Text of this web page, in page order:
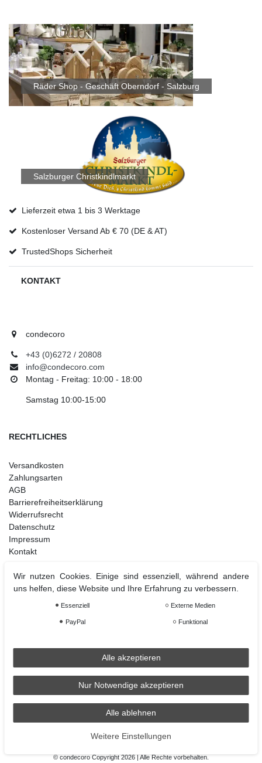
Räder Shop - Geschäft Oberndorf - Salzburg
Salzburger Christkindlmarkt
Lieferzeit etwa 1 bis 3 Werktage
Kostenloser Versand Ab € 70 (DE & AT)
TrustedShops Sicherheit
KONTAKT
condecoro
+43 (0)6272 / 20808
info@condecoro.com
Montag - Freitag: 10:00 - 18:00
Samstag 10:00-15:00
RECHTLICHES
Versandkosten
Zahlungsarten
AGB
Barrierefreiheitserklärung
Widerrufsrecht
Datenschutz
Impressum
Kontakt
Christbaumschmuck
Christbaumkugel
Räder Lichthaus
© condecoro Copyright 2026 | Alle Rechte vorbehalten.
Wir nutzen Cookies. Einige sind essenziell, während andere
uns helfen, diese Website und Ihre Erfahrung zu verbessern.
Essenziell Externe Medien
PayPal Funktional
Alle akzeptieren
Nur Notwendige akzeptieren
Alle ablehnen
Weitere Einstellungen